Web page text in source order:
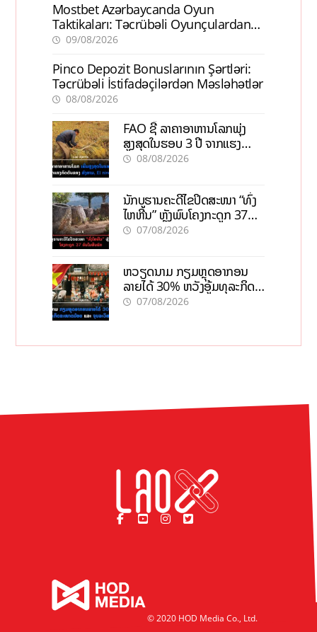
Mostbet Azərbaycanda Oyun
Taktikaları: Təcrübəli Oyunçulardan
İpuçları
09/08/2026
Pinco Depozit Bonuslarının Şərtləri:
Təcrübəli İstifadəçilərdən Məsləhətlər
08/08/2026
FAO ຊີ້ ລາຄາອາຫານໂລກພຸ່ງ
ສູງສຸດໃນຮອບ 3 ປີ ຈາກແຮງ
ກົດດັນຂອງສົງຄາມ, El nino
08/08/2026
ນັກບູຮານຄະດີໄຂປິດສະໜາ “ທົ່ງ
ໄຫຫີນ” ຫຼັງພົບໂຄງກະດູກ 37
ຄົນໃນຫີນຍັກ
07/08/2026
ຫວຽດນາມ ກຽມຫຼຸດອາກອນ
ລາຍໄດ້ 30% ຫວັງອູ້ມທຸລະກິດ
ຂະໜາດນ້ອຍ ແລະ ຈຸນລະ
07/08/2026
© 2020 HOD Media Co., Ltd.